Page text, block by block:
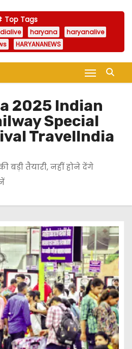
Top Tags
haryana
haryanalive
HARYANANEWS
2025 Indian
Special
TravelIndia
बड़ी तैयारी, नहीं होने देंगे